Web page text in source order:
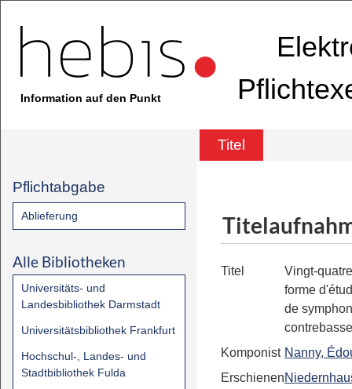
Information auf den Punkt
Titel
Pflichtabgabe
Ablieferung
Alle Bibliotheken
Universitäts- und
Landesbibliothek Darmstadt
Universitätsbibliothek Frankfurt
Hochschul-, Landes- und
Stadtbibliothek Fulda
Titel
Vingt-
forme
de
Komponist Nanny,
Erschienen